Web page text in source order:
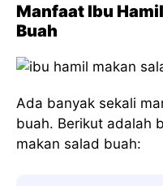
Manfaat Ibu
Buah
Ada banyak sekali
buah. Berikut adalah
makan salad buah: